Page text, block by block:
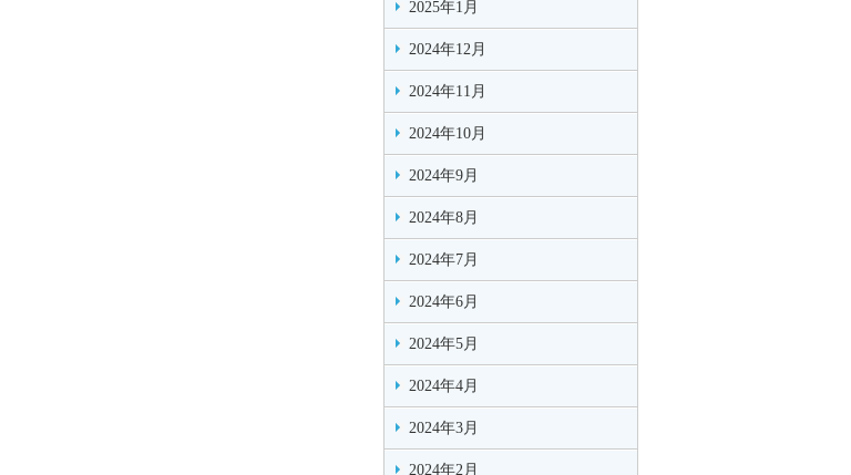
2025年1月
2024年12月
2024年11月
2024年10月
2024年9月
2024年8月
2024年7月
2024年6月
2024年5月
2024年4月
2024年3月
2024年2月